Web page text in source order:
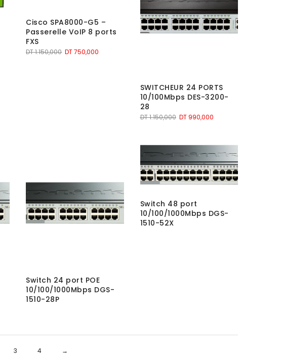
Cisco SPA8000-G5 –
Passerelle VoIP 8 ports
FXS
DT1.150,000 Le
DT750,000
SWITCHEUR 24 PORTS
10/100Mbps DES-3200-
28
DT1.150,000 Le
DT 1.150,000.
DT990,000Le
DT 990,000.
Switch 24 port POE
10/100/1000Mbps DGS-
1510-28P
Switch 48 port
10/100/1000Mbps DGS-
1510-52X
3 4 →